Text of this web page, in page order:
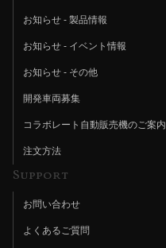
お知らせ - 製品情報
お知らせ - イベント情報
お知らせ - その他
開発車両募集
コラボレート自動販売機のご案内
注文方法
Support
お問い合わせ
よくあるご質問